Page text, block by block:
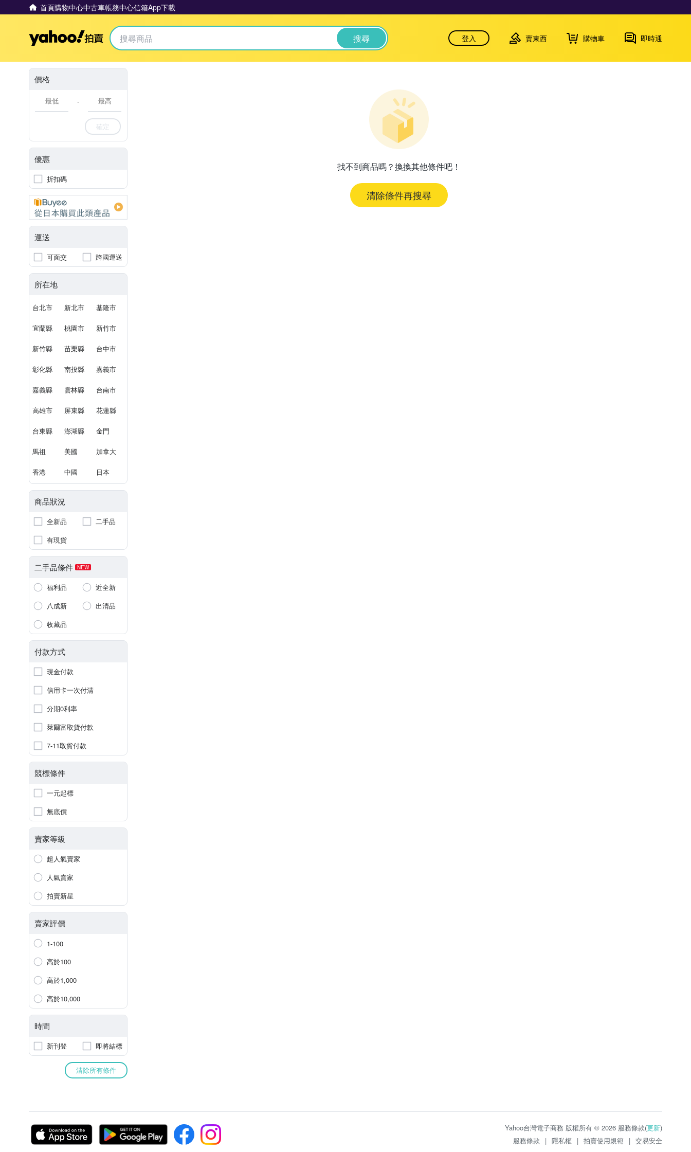
首頁購物中心中古車帳務中心信箱App下載
Yahoo拍賣 搜尋 登入 賣東西 購物車 即時通
價格
-
確定
優惠
折扣碼
運送
可面交 跨國運送
所在地
台北市 新北市 基隆市
宜蘭縣 桃園市 新竹市
新竹縣 苗栗縣 台中市
彰化縣 南投縣 嘉義市
嘉義縣 雲林縣 台南市
高雄市 屏東縣 花蓮縣
台東縣 澎湖縣 金門
馬祖 美國 加拿大
香港 中國 日本
商品狀況
全新品
二手品
有現貨
二手品條件 NEW
福利品
近全新
八成新
出清品
收藏品
付款方式
現金付款
信用卡一次付清
分期0利率
萊爾富取貨付款
7-11取貨付款
競標條件
一元起標
無底價
賣家等級
超人氣賣家
人氣賣家
拍賣新星
賣家評價
1-100
高於100
高於1,000
高於10,000
時間
新刊登 即將結標
清除所有條件
找不到商品嗎？換換其他條件吧！
清除條件再搜尋
Yahoo台灣電子商務 版權所有 © 2026 服務條款(更新)
服務條款
| 隱私權 | 拍賣使用規範 | 交易安全